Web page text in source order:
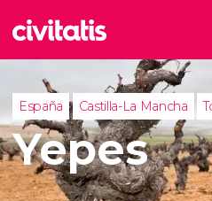
España Castilla-La Mancha
Yepes